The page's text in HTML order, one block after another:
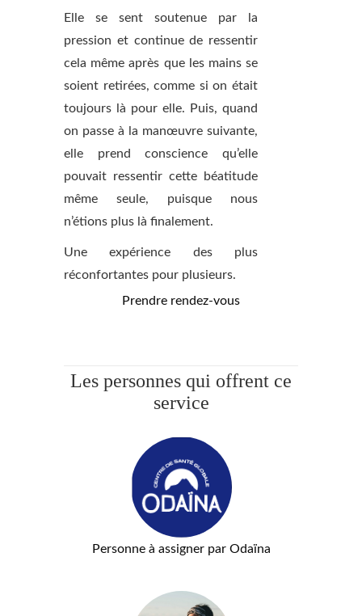
Elle se sent soutenue par la
pression et continue de ressentir
cela même après que les mains se
soient retirées, comme si on était
toujours là pour elle. Puis, quand
on passe à la manœuvre suivante,
elle prend conscience qu’elle
pouvait ressentir cette béatitude
même seule, puisque nous
n’étions plus là finalement.
Une expérience des plus
réconfortantes pour plusieurs.
Prendre rendez-vous
Les personnes qui offrent ce
service
Personne à assigner par Odaïna